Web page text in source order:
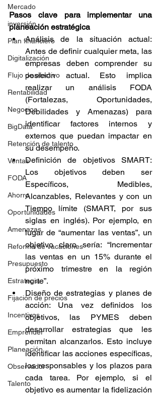
Mercado
inversión
Plan financiero
Digitalización
Flujo de efectivo
Rentabilidad
Negocios
BigData
Retención de talento
Ventas
FODA
Ahorro
Oportunidades
Amenazas
Reforma de vacaciones
Presupuesto
Estrategia
Fijación de precios
Incentivos
Emprender
Planeación
Observador
Talento
Pasos clave para implementar una
planeación estratégica
Análisis de la situación actual:
Antes de definir cualquier meta, las
empresas deben comprender su
posición actual. Esto implica
realizar un análisis FODA
(Fortalezas, Oportunidades,
Debilidades y Amenazas) para
identificar factores internos y
externos que puedan impactar en
su desempeño.
Definición de objetivos SMART:
Los objetivos deben ser
Específicos, Medibles,
Alcanzables, Relevantes y con un
Tiempo límite (SMART, por sus
siglas en inglés). Por ejemplo, en
lugar de “aumentar las ventas”, un
objetivo claro sería: “Incrementar
las ventas en un 15% durante el
próximo trimestre en la región
norte”.
Diseño de estrategias y planes de
acción: Una vez definidos los
objetivos, las PYMES deben
desarrollar estrategias que les
permitan alcanzarlos. Esto incluye
identificar las acciones específicas,
los responsables y los plazos para
cada tarea. Por ejemplo, si el
objetivo es aumentar la fidelización